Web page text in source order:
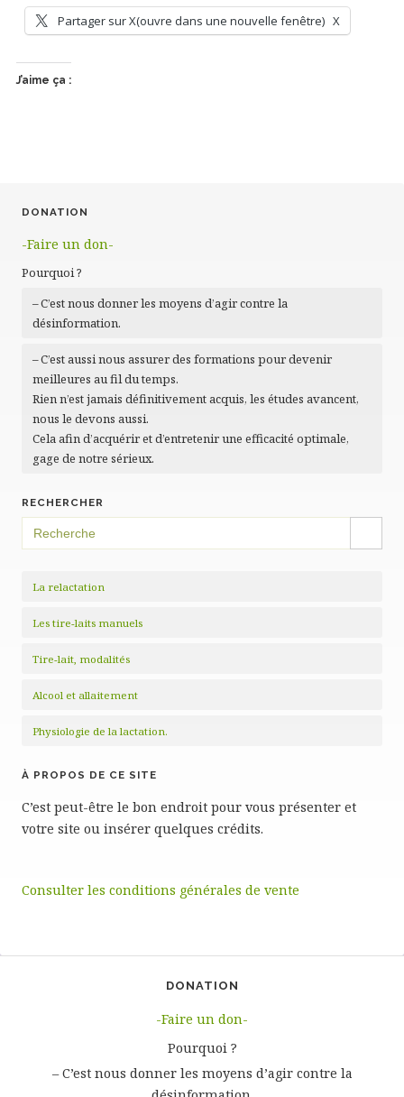
Partager sur X(ouvre dans une nouvelle fenêtre) X
J’aime ça :
DONATION
-Faire un don-
Pourquoi ?
– C’est nous donner les moyens d’agir contre la
désinformation.
– C’est aussi nous assurer des formations pour devenir
meilleures au fil du temps.
Rien n’est jamais définitivement acquis, les études avancent,
nous le devons aussi.
Cela afin d’acquérir et d’entretenir une efficacité optimale,
gage de notre sérieux.
RECHERCHER
Search
for:
SEARCH BUTTON
La relactation
Les tire-laits manuels
Tire-lait, modalités
Alcool et allaitement
Physiologie de la lactation.
À PROPOS DE CE SITE
C’est peut-être le bon endroit pour vous présenter et
votre site ou insérer quelques crédits.
Consulter les conditions générales de vente
DONATION
-Faire un don-
Pourquoi ?
– C’est nous donner les moyens d’agir contre la